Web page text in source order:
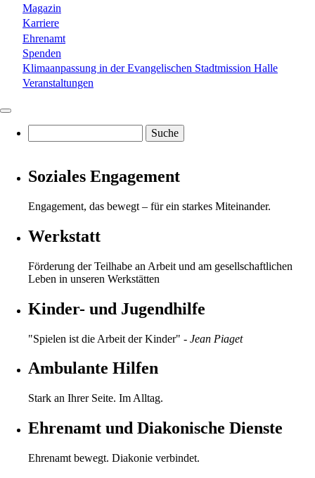
Magazin
Karriere
Ehrenamt
Spenden
Klimaanpassung in der Evangelischen Stadtmission Halle
Veranstaltungen
Soziales Engagement
Engagement, das bewegt – für ein starkes Miteinander.
Werkstatt
Förderung der Teilhabe an Arbeit und am gesellschaftlichen
Leben in unseren Werkstätten
Kinder- und Jugendhilfe
"Spielen ist die Arbeit der Kinder" - Jean Piaget
Ambulante Hilfen
Stark an Ihrer Seite. Im Alltag.
Ehrenamt und Diakonische Dienste
Ehrenamt bewegt. Diakonie verbindet.